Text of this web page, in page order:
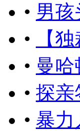
• 男
•
【
• 曼
• 探亲
• 暴力